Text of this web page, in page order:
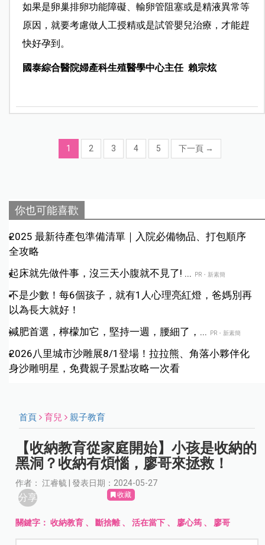
如果是卵巢排卵功能障礙、輸卵管阻塞或是精液異常等
原因，就要考慮做人工授精或是試管嬰兒治療，才能趕
快好孕到。
國泰綜合醫院婦產科生殖醫學中心主任 賴宗炫
1 2 3 4 5 下一頁 →
你也可能喜歡
2025 最新待產包準備清單｜入院必備物品、打包順序
全攻略
起床就先做件事，沒三天小腹就不見了! ...
PR・新素簡
不是少數！每6個孩子，就有1人心理亮紅燈，爸媽別再
以為長大就好！
減肥首選，檸檬加它，堅持一週，腰細了，...
PR・新素簡
2026八里城市沙雕展8/1登場！拉拉熊、角落小夥伴化
身沙雕明星，免費親子景點攻略一次看
首頁 育兒 親子教育
【收納教育從家庭開始】小孩是收納的
黑洞？收納有煩惱，廖哥來拯救！
作者： 江睿毓 | 發表日期：2024-05-27
分享 收藏
關鍵字：收納教育 、 斷捨離、活在當下 、 廖心筠 、 廖哥